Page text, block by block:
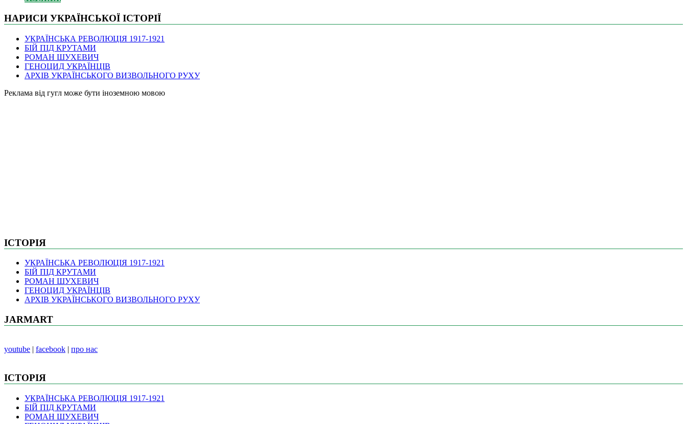
НАРИСИ УКРАЇНСЬКОЇ ІСТОРІЇ
УКРАЇНСЬКА РЕВОЛЮЦІЯ 1917-1921
БІЙ ПІД КРУТАМИ
РОМАН ШУХЕВИЧ
ГЕНОЦИД УКРАЇНЦІВ
АРХІВ УКРАЇНСЬКОГО ВИЗВОЛЬНОГО РУХУ
Pеклама від гугл може бути іноземною мовою
ІСТОРІЯ
УКРАЇНСЬКА РЕВОЛЮЦІЯ 1917-1921
БІЙ ПІД КРУТАМИ
РОМАН ШУХЕВИЧ
ГЕНОЦИД УКРАЇНЦІВ
АРХІВ УКРАЇНСЬКОГО ВИЗВОЛЬНОГО РУХУ
JARMART
youtube | facebook | про нас
ІСТОРІЯ
УКРАЇНСЬКА РЕВОЛЮЦІЯ 1917-1921
БІЙ ПІД КРУТАМИ
РОМАН ШУХЕВИЧ